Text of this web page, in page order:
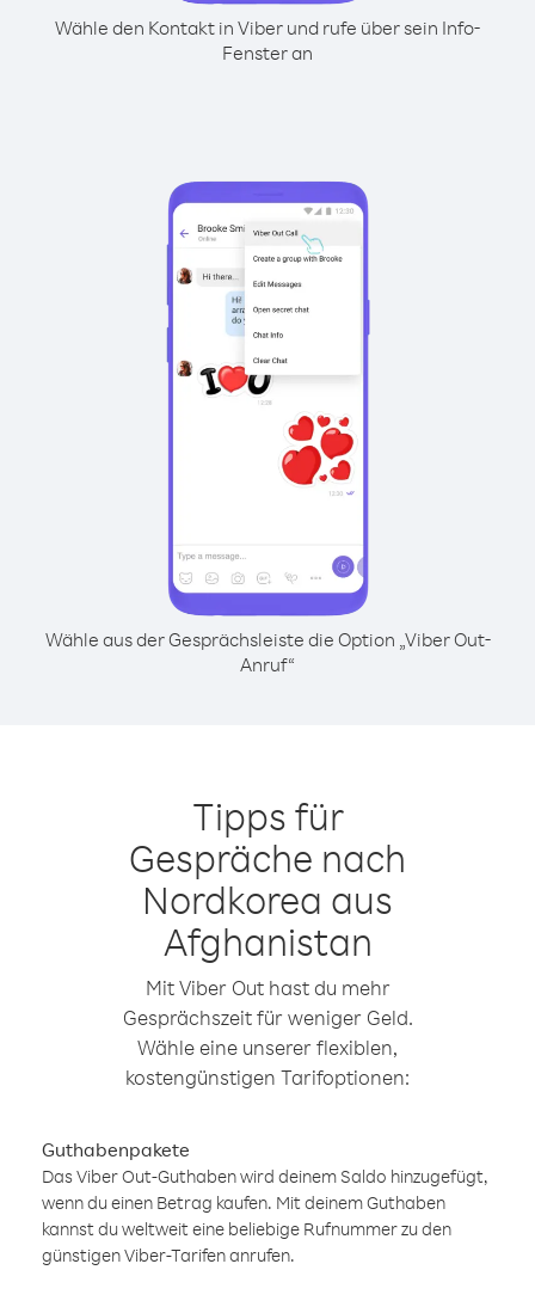
Wähle den Kontakt in Viber und rufe über sein Info-
Fenster an
Wähle aus der Gesprächsleiste die Option „Viber Out-
Anruf“
Tipps für
Gespräche nach
Nordkorea aus
Afghanistan
Mit Viber Out hast du mehr
Gesprächszeit für weniger Geld.
Wähle eine unserer flexiblen,
kostengünstigen Tarifoptionen:
Guthabenpakete
Das Viber Out-Guthaben wird deinem Saldo hinzugefügt,
wenn du einen Betrag kaufen. Mit deinem Guthaben
kannst du weltweit eine beliebige Rufnummer zu den
günstigen Viber-Tarifen anrufen.